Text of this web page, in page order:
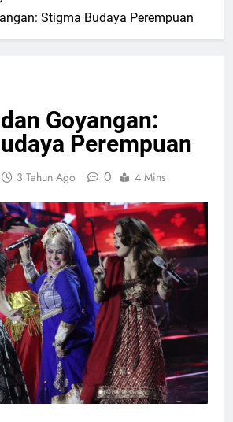
Stigma Budaya Perempuan
Goyangan:
Perempuan
3 Tahun Ago 0 4 Mins